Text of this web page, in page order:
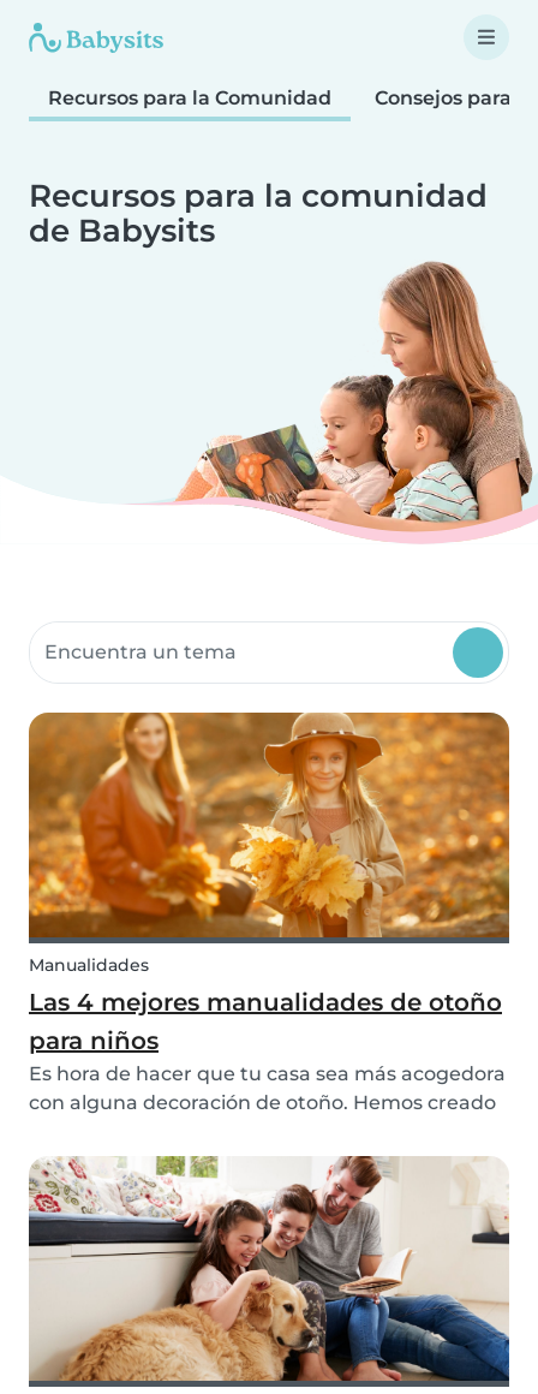
Recursos para la Comunidad Consejos para
Recursos para la comunidad
de Babysits
Buscar recursos para la comunidad
Manualidades
Las 4 mejores manualidades de otoño
para niños
Es hora de hacer que tu casa sea más acogedora
con alguna decoración de otoño. Hemos creado
lo que los convierte en 4 manualidades perfectas
para niños. Escoge entre manualidades de
otoño...